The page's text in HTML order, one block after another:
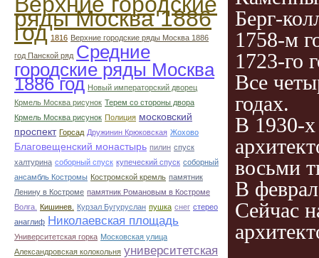
ряды Москва 1886
год 1816 Верхние городские ряды Москва 1886
год Панской ряд Средние
городские ряды Москва
1886 год Новый императорский дворец
Крмель Москва рисунок Терем со стороны двора
Крмель Москва рисунок Полиция московский
проспект Горсад Дружинин Крюковская Жохово
Благовещенский монастырь пилин спуск
халтурина соборный спуск купеческий спуск соборный
ансамбль Костромы Костромской кремль памятник
Ленину в Костроме памятник Романовым в Костроме
Волга. Кишинев. Курзал Бугуруслан пушка снег стерео
анаглиф Николаевская площадь
Университетская горка Московская улица
Александровская колокольня университетская
Берг-
1758-м
1723-го
Все
годах.
В 1930-х
восьми
В
Сейчас